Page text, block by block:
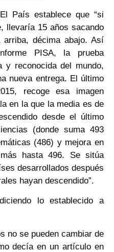
País establece que “si
llevaría 15 años sacando
décima abajo. Así
PISA, la prueba
y reconocida del mundo,
nueva entrega. El último
recoge esa imagen
en la que la media es de
desde el último
(donde suma 493
(486) y mejora en
hasta 496. Se sitúa
desarrollados después
hayan descendido”.
lo establecido a
no se pueden cambiar de
decía en un artículo en